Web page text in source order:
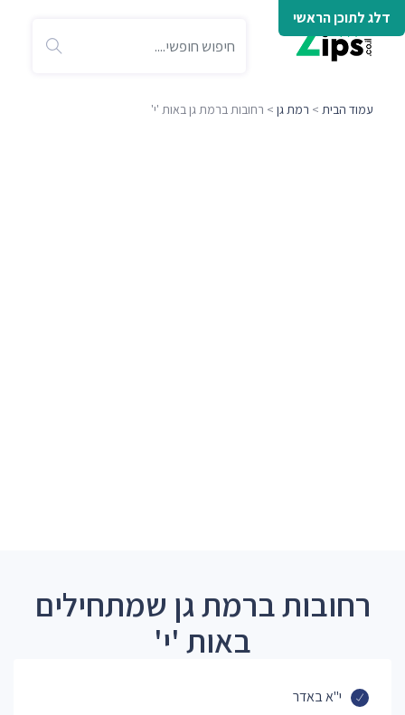
דלג לתוכן הראשי
עמוד הבית > רמת גן > רחובות ברמת גן באות 'י'
רחובות ברמת גן שמתחילים
באות 'י'
י"א באדר